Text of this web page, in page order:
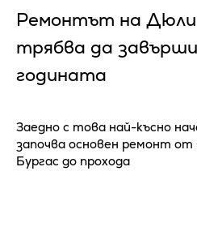
Ремонтът на
трябва да
годината
Заедно с това най-късно
започва основен ремонт
Бургас до прохода